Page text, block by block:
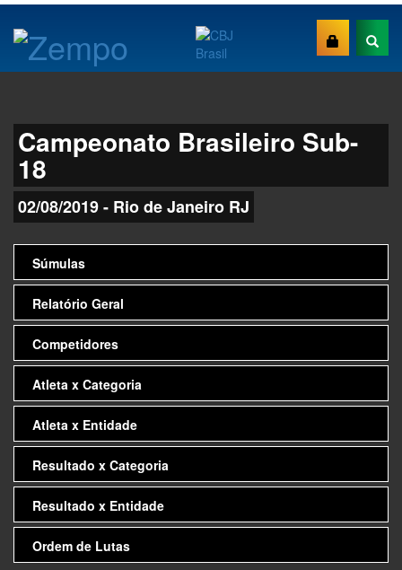
Campeonato Brasileiro Sub-
18
02/08/2019 - Rio de Janeiro RJ
Súmulas
Relatório Geral
Competidores
Atleta x Categoria
Atleta x Entidade
Resultado x Categoria
Resultado x Entidade
Ordem de Lutas